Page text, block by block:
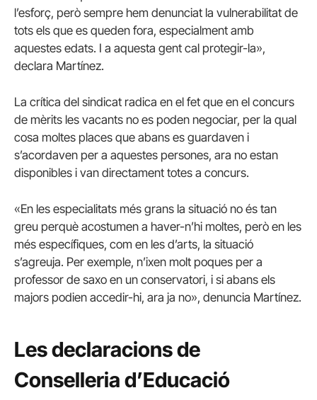
l’esforç, però sempre hem denunciat la vulnerabilitat de
tots els que es queden fora, especialment amb
aquestes edats. I a aquesta gent cal protegir-la»,
declara Martínez.
La crítica del sindicat radica en el fet que en el concurs
de mèrits les vacants no es poden negociar, per la qual
cosa moltes places que abans es guardaven i
s’acordaven per a aquestes persones, ara no estan
disponibles i van directament totes a concurs.
«En les especialitats més grans la situació no és tan
greu perquè acostumen a haver-n’hi moltes, però en les
més específiques, com en les d’arts, la situació
s’agreuja. Per exemple, n’ixen molt poques per a
professor de saxo en un conservatori, i si abans els
majors podien accedir-hi, ara ja no», denuncia Martínez.
Les declaracions de
Conselleria d’Educació